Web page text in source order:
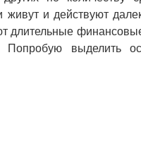
живут и действуют
длительные
выделить